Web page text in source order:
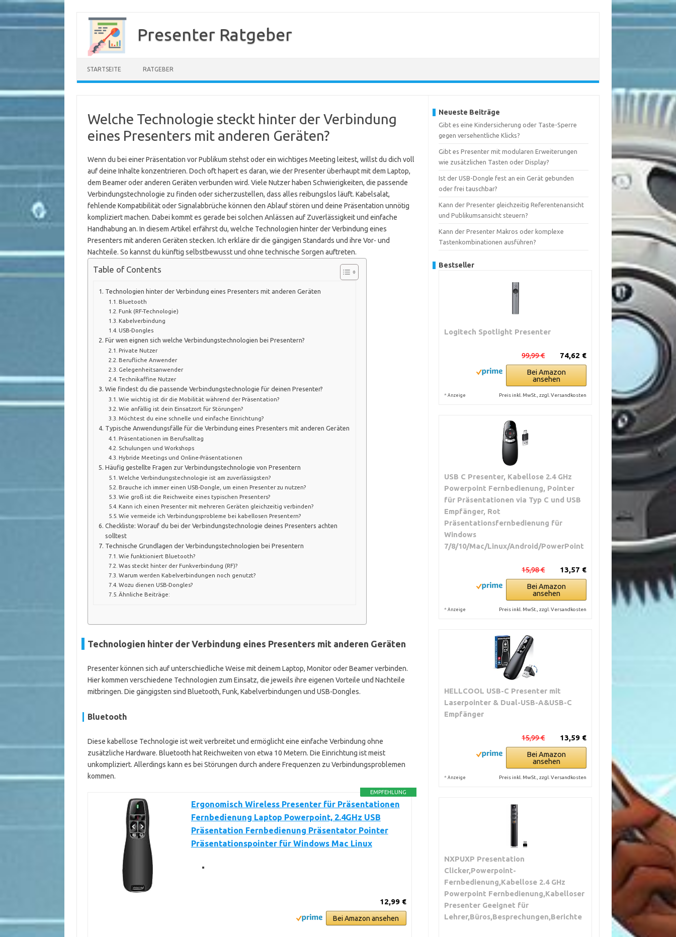
Inhalt
springen
Presenter Ratgeber
STARTSEITE RATGEBER
Welche Technologie steckt hinter der Verbindung
eines Presenters mit anderen Geräten?
Wenn du bei einer Präsentation vor Publikum stehst oder ein wichtiges Meeting leitest, willst du dich voll
auf deine Inhalte konzentrieren. Doch oft hapert es daran, wie der Presenter überhaupt mit dem Laptop,
dem Beamer oder anderen Geräten verbunden wird. Viele Nutzer haben Schwierigkeiten, die passende
Verbindungstechnologie zu finden oder sicherzustellen, dass alles reibungslos läuft. Kabelsalat,
fehlende Kompatibilität oder Signalabbrüche können den Ablauf stören und deine Präsentation unnötig
kompliziert machen. Dabei kommt es gerade bei solchen Anlässen auf Zuverlässigkeit und einfache
Handhabung an. In diesem Artikel erfährst du, welche Technologien hinter der Verbindung eines
Presenters mit anderen Geräten stecken. Ich erkläre dir die gängigen Standards und ihre Vor- und
Nachteile. So kannst du künftig selbstbewusst und ohne technische Sorgen auftreten.
Table of Contents
Technologien hinter der Verbindung eines Presenters mit anderen Geräten
Bluetooth
Funk (RF-Technologie)
Kabelverbindung
USB-Dongles
Für wen eignen sich welche Verbindungstechnologien bei Presentern?
Private Nutzer
Berufliche Anwender
Gelegenheitsanwender
Technikaffine Nutzer
Wie findest du die passende Verbindungstechnologie für deinen Presenter?
Wie wichtig ist dir die Mobilität während der Präsentation?
Wie anfällig ist dein Einsatzort für Störungen?
Möchtest du eine schnelle und einfache Einrichtung?
Typische Anwendungsfälle für die Verbindung eines Presenters mit anderen Geräten
Präsentationen im Berufsalltag
Schulungen und Workshops
Hybride Meetings und Online-Präsentationen
Häufig gestellte Fragen zur Verbindungstechnologie von Presentern
Welche Verbindungstechnologie ist am zuverlässigsten?
Brauche ich immer einen USB-Dongle, um einen Presenter zu nutzen?
Wie groß ist die Reichweite eines typischen Presenters?
Kann ich einen Presenter mit mehreren Geräten gleichzeitig verbinden?
Wie vermeide ich Verbindungsprobleme bei kabellosen Presentern?
Checkliste: Worauf du bei der Verbindungstechnologie deines Presenters achten
solltest
Technische Grundlagen der Verbindungstechnologien bei Presentern
Wie funktioniert Bluetooth?
Was steckt hinter der Funkverbindung (RF)?
Warum werden Kabelverbindungen noch genutzt?
Wozu dienen USB-Dongles?
Ähnliche Beiträge:
Technologien hinter der Verbindung eines Presenters mit anderen Geräten
Presenter können sich auf unterschiedliche Weise mit deinem Laptop, Monitor oder Beamer verbinden.
Hier kommen verschiedene Technologien zum Einsatz, die jeweils ihre eigenen Vorteile und Nachteile
mitbringen. Die gängigsten sind Bluetooth, Funk, Kabelverbindungen und USB-Dongles.
Bluetooth
Diese kabellose Technologie ist weit verbreitet und ermöglicht eine einfache Verbindung ohne
zusätzliche Hardware. Bluetooth hat Reichweiten von etwa 10 Metern. Die Einrichtung ist meist
unkompliziert. Allerdings kann es bei Störungen durch andere Frequenzen zu Verbindungsproblemen
kommen.
EMPFEHLUNG
Ergonomisch Wireless Presenter für Präsentationen
Fernbedienung Laptop Powerpoint, 2.4GHz USB
Präsentation Fernbedienung Präsentator Pointer
Präsentationspointer für Windows Mac Linux
12,99 €
Bei Amazon ansehen
Neueste Beiträge
Gibt es eine Kindersicherung oder Taste-Sperre
gegen versehentliche Klicks?
Gibt es Presenter mit modularen Erweiterungen
wie zusätzlichen Tasten oder Display?
Ist der USB-Dongle fest an ein Gerät gebunden
oder frei tauschbar?
Kann der Presenter gleichzeitig Referentenansicht
und Publikumsansicht steuern?
Kann der Presenter Makros oder komplexe
Tastenkombinationen ausführen?
Bestseller
Logitech Spotlight Presenter
74,62 €
99,99 €
Bei Amazon
ansehen
* Anzeige Preis inkl. MwSt., zzgl. Versandkosten
USB C Presenter, Kabellose 2.4 GHz
Powerpoint Fernbedienung, Pointer
für Präsentationen via Typ C und USB
Empfänger, Rot
Präsentationsfernbedienung für
Windows
7/8/10/Mac/Linux/Android/PowerPoint
13,57 €
15,98 €
Bei Amazon
ansehen
* Anzeige Preis inkl. MwSt., zzgl. Versandkosten
HELLCOOL USB-C Presenter mit
Laserpointer & Dual-USB-A&USB-C
Empfänger
13,59 €
15,99 €
Bei Amazon
ansehen
* Anzeige Preis inkl. MwSt., zzgl. Versandkosten
NXPUXP Presentation
Clicker,Powerpoint-
Fernbedienung,Kabellose 2.4 GHz
Powerpoint Fernbedienung,Kabelloser
Presenter Geeignet für
Lehrer,Büros,Besprechungen,Berichte